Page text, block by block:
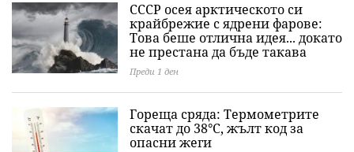
СССР осея арктическото си
крайбрежие с ядрени фарове:
Това беше отлична идея... докато
не престана да бъде такава
Преди 1 ден
Гореща сряда: Термометрите
скачат до 38°C, жълт код за
опасни жеги